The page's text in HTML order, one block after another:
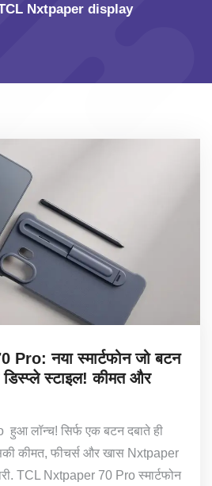
Nxtpaper display
नया स्मार्टफोन जो बटन
डिस्प्ले स्टाइल! कीमत और
लॉन्च! सिर्फ एक बटन दबाते ही
कीमत, फीचर्स और खास Nxtpaper
TCL Nxtpaper 70 Pro स्मार्टफोन